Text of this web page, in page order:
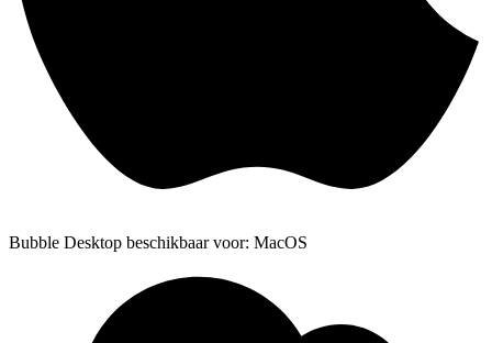
Bubble Desktop beschikbaar voor: MacOS